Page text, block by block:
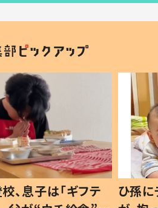
、息子は「ギフテ
ひ孫